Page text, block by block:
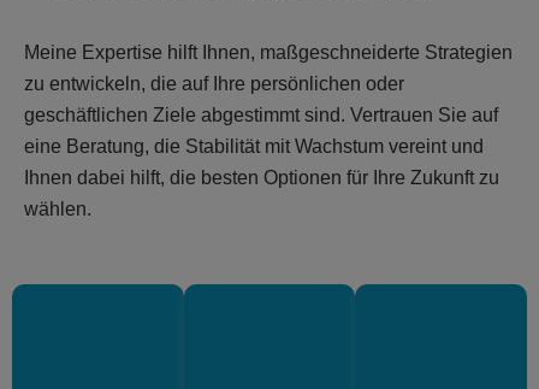
Meine Expertise hilft Ihnen, maßgeschneiderte Strategien
zu entwickeln, die auf Ihre persönlichen oder
geschäftlichen Ziele abgestimmt sind. Vertrauen Sie auf
eine Beratung, die Stabilität mit Wachstum vereint und
Ihnen dabei hilft, die besten Optionen für Ihre Zukunft zu
wählen.